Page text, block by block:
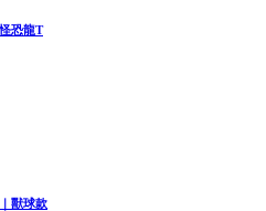
恐龍T
獸球款